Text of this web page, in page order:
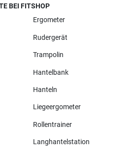
BEI FITSHOP
Ergometer
Rudergerät
Trampolin
Hantelbank
Hanteln
Liegeergometer
Rollentrainer
Langhantelstation